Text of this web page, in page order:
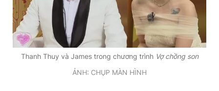
Đọc Thanh Niên trên điện thoại
Thanh Thuy và James trong chương trình Vợ chồng son
ẢNH: CHỤP MÀN HÌNH